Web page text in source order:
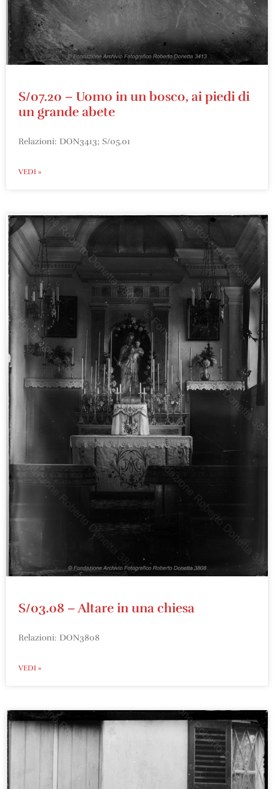
S/07.20 – Uomo in un bosco, ai piedi di
un grande abete
Relazioni: DON3413; S/05.01
VEDI »
S/03.08 – Altare in una chiesa
Relazioni: DON3808
VEDI »